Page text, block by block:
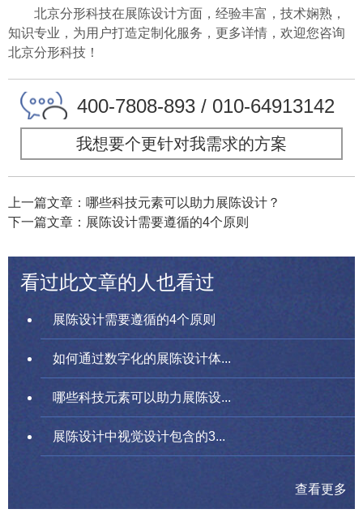
北京分形科技在展陈设计方面，经验丰富，技术娴熟，
知识专业，为用户打造定制化服务，更多详情，欢迎您咨询
北京分形科技！
400-7808-893 / 010-64913142
我想要个更针对我需求的方案
上一篇文章：哪些科技元素可以助力展陈设计？
下一篇文章：展陈设计需要遵循的4个原则
看过此文章的人也看过
展陈设计需要遵循的4个原则
如何通过数字化的展陈设计体...
哪些科技元素可以助力展陈设...
展陈设计中视觉设计包含的3...
查看更多